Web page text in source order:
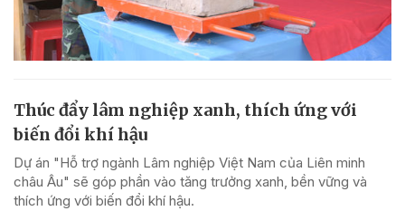
Thúc đẩy lâm nghiệp xanh, thích ứng với
biến đổi khí hậu
Dự án "Hỗ trợ ngành Lâm nghiệp Việt Nam của Liên minh
châu Âu" sẽ góp phần vào tăng trưởng xanh, bền vững và
thích ứng với biến đổi khí hậu.